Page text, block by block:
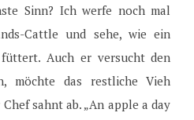
Sinn? Ich werfe noch mal
Cattle und sehe, wie ein
Auch er versucht den
möchte das restliche Vieh
sahnt ab. „An apple a day